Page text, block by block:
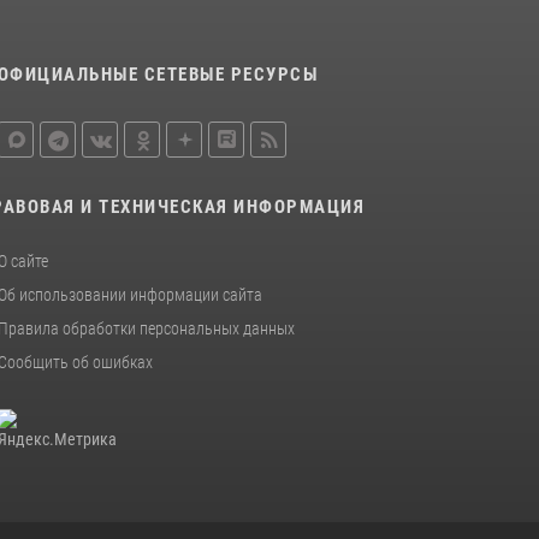
время фестиваля бардов в Липецке
17 июля 2026, 12:26 5
СЕТЕВЫЕ РЕСУРСЫ
И ТЕХНИЧЕСКАЯ ИНФОРМАЦИЯ
О сайте
Об использовании информации сайта
Правила обработки персональных данных
Сообщить об ошибках